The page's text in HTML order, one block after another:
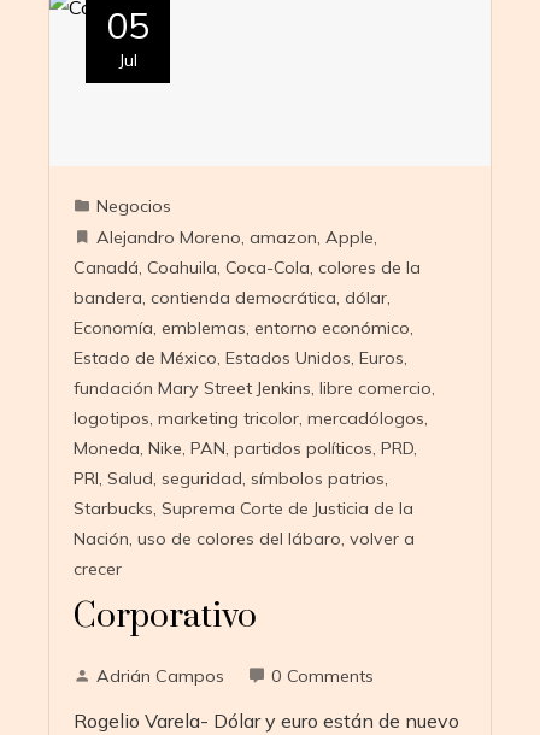
05
Jul
Negocios
Alejandro Moreno, amazon, Apple,
Canadá, Coahuila, Coca-Cola, colores de la
bandera, contienda democrática, dólar,
Economía, emblemas, entorno económico,
Estado de México, Estados Unidos, Euros,
fundación Mary Street Jenkins, libre comercio,
logotipos, marketing tricolor, mercadólogos,
Moneda, Nike, PAN, partidos políticos, PRD,
PRI, Salud, seguridad, símbolos patrios,
Starbucks, Suprema Corte de Justicia de la
Nación, uso de colores del lábaro, volver a
crecer
Corporativo
Adrián Campos 0 Comments
Rogelio Varela- Dólar y euro están de nuevo